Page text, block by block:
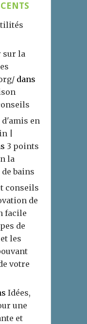
sur la
dans
d'amis en
|
3 points
la
bains
conseils
de
facile
de
les
votre
Idées,
une
et